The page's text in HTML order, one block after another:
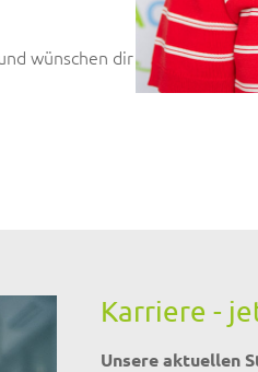
wünschen dir
Karriere -
Unsere aktuellen